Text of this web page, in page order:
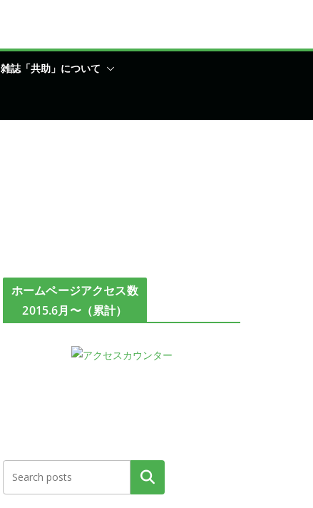
雑誌「共助」について
ホームページアクセス数
2015.6月〜（累計）
検索